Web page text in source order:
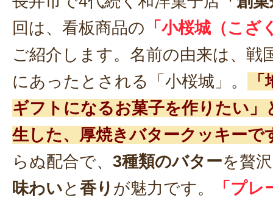
回は、看板商品の 「小桜城（こざ
ご紹介します。名前の由来は、戦
にあったとされる「小桜城」。
ギフトになるお菓子を作りたい」
生した、厚焼きバタークッキーで
らぬ配合で、 3種類のバターを贅
味わいと 香り が魅力です。
「プレ